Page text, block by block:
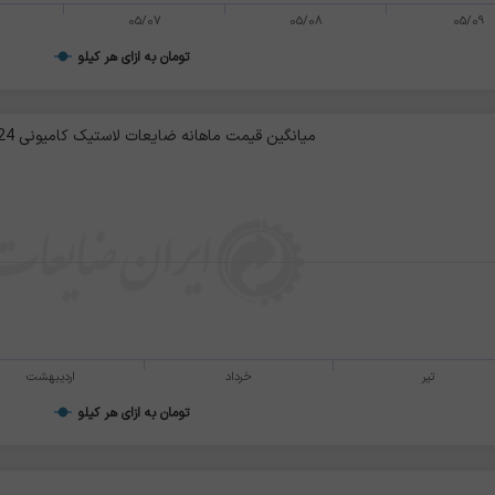
تومان به ازای هر کیلو
05/07 05/08 05/09
میانگین قیمت ماهانه ضایعات لاستیک کامیونی 24-12 / نخی
تومان به ازای هر کیلو
اردیبهشت خرداد تیر